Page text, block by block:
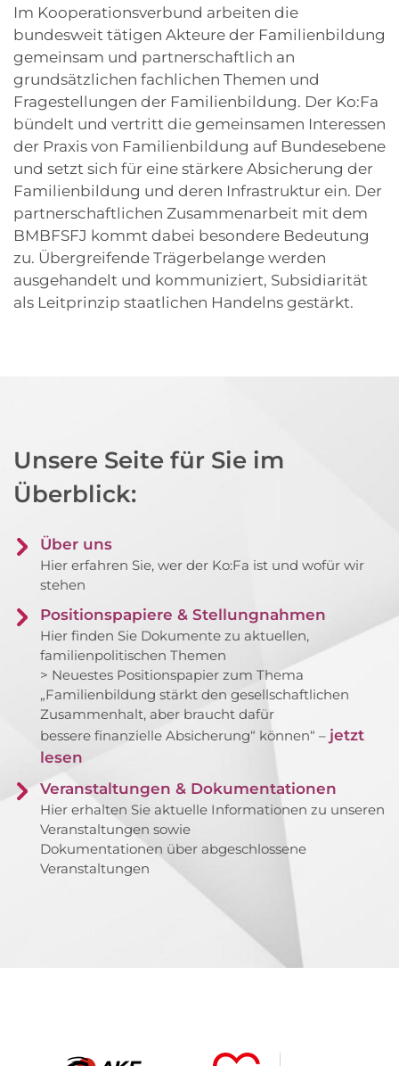
Im Kooperationsverbund arbeiten die
bundesweit tätigen Akteure der Familienbildung
gemeinsam und partnerschaftlich an
grundsätzlichen fachlichen Themen und
Fragestellungen der Familienbildung. Der Ko:Fa
bündelt und vertritt die gemeinsamen Interessen
der Praxis von Familienbildung auf Bundesebene
und setzt sich für eine stärkere Absicherung der
Familienbildung und deren Infrastruktur ein. Der
partnerschaftlichen Zusammenarbeit mit dem
BMBFSFJ kommt dabei besondere Bedeutung
zu. Übergreifende Trägerbelange werden
ausgehandelt und kommuniziert, Subsidiarität
als Leitprinzip staatlichen Handelns gestärkt.
Unsere Seite für Sie im
Überblick:
Über uns
Hier erfahren Sie, wer der Ko:Fa ist und wofür wir
stehen
Positionspapiere & Stellungnahmen
Hier finden Sie Dokumente zu aktuellen,
familienpolitischen Themen
> Neuestes Positionspapier zum Thema
„Familienbildung stärkt den gesellschaftlichen
Zusammenhalt, aber braucht dafür
bessere finanzielle Absicherung“ können“ – jetzt
lesen
Veranstaltungen & Dokumentationen
Hier erhalten Sie aktuelle Informationen zu unseren
Veranstaltungen sowie
Dokumentationen über abgeschlossene
Veranstaltungen